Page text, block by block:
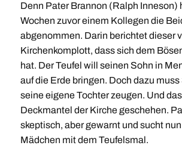
Denn Pater Brannon (Ralph Inneson)
Wochen zuvor einem Kollegen die
abgenommen. Darin berichtet dieser
Kirchenkomplott, dass sich dem
hat. Der Teufel will seinen Sohn in
auf die Erde bringen. Doch dazu
seine eigene Tochter zeugen. Und
Deckmantel der Kirche geschehen.
skeptisch, aber gewarnt und sucht
Mädchen mit dem Teufelsmal.